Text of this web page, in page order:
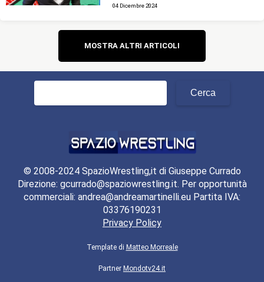
04 Dicembre 2024
Navigazione
articoli
MOSTRA ALTRI ARTICOLI
© 2008-2024 SpazioWrestling,it di Giuseppe Currado
Direzione: gcurrado@spaziowrestling.it. Per opportunità
commerciali: andrea@andreamartinelli.eu Partita IVA:
03376190231
Privacy Policy
Template di Matteo Morreale
Partner Mondotv24.it